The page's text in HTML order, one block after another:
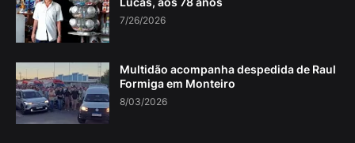
7/26/2026
Multidão acompanha despedida de Raul
Formiga em Monteiro
8/03/2026